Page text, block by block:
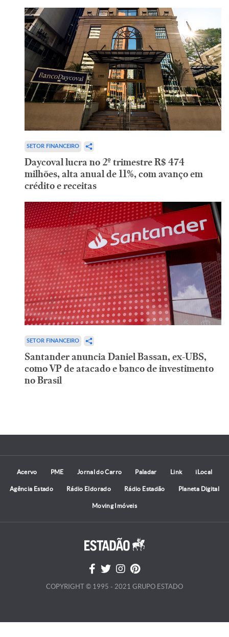
SETOR FINANCEIRO
Daycoval lucra no 2º trimestre R$ 474
milhões, alta anual de 11%, com avanço em
crédito e receitas
SETOR FINANCEIRO
Santander anuncia Daniel Bassan, ex-UBS,
como VP de atacado e banco de investimento
no Brasil
Acervo PME Jornal do Carro Paladar Link iLocal
Agência Estado Rádio Eldorado Rádio Estadão Planeta Digital
Moving Imóveis
COPYRIGHT © 1995 - 2021 GRUPO ESTADO